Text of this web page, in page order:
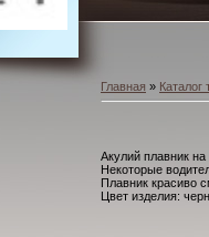
Главная » Каталог
Акулий плавник
Некоторые
Плавник красиво
Цвет изделия: